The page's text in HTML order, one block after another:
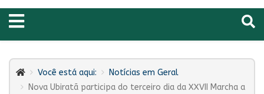
Você está aqui:
Notícias em Geral
Nova Ubiratã participa do terceiro dia da XXVII Marcha a